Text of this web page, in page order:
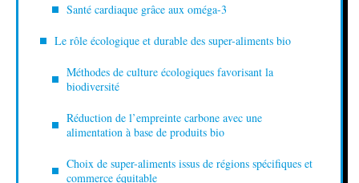
Santé cardiaque grâce aux oméga-3
Le rôle écologique et durable des super-aliments bio
Méthodes de culture écologiques favorisant la
biodiversité
Réduction de l’empreinte carbone avec une
alimentation à base de produits bio
Choix de super-aliments issus de régions spécifiques et
commerce équitable